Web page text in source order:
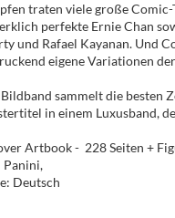
traten viele große
perfekte Ernie Chan
und Rafael Kayanan. Und
eigene Variationen
sammelt die besten
in einem Luxusband,
Artbook - 228 Seiten +
Panini,
Deutsch